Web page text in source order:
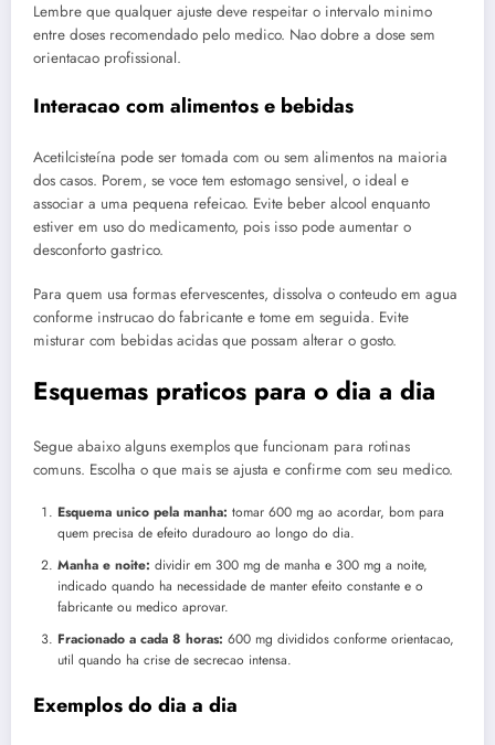
Lembre que qualquer ajuste deve respeitar o intervalo minimo
entre doses recomendado pelo medico. Nao dobre a dose sem
orientacao profissional.
Interacao com alimentos e bebidas
Acetilcisteína pode ser tomada com ou sem alimentos na maioria
dos casos. Porem, se voce tem estomago sensivel, o ideal e
associar a uma pequena refeicao. Evite beber alcool enquanto
estiver em uso do medicamento, pois isso pode aumentar o
desconforto gastrico.
Para quem usa formas efervescentes, dissolva o conteudo em agua
conforme instrucao do fabricante e tome em seguida. Evite
misturar com bebidas acidas que possam alterar o gosto.
Esquemas praticos para o dia a dia
Segue abaixo alguns exemplos que funcionam para rotinas
comuns. Escolha o que mais se ajusta e confirme com seu medico.
Esquema unico pela manha: tomar 600 mg ao acordar, bom para
quem precisa de efeito duradouro ao longo do dia.
Manha e noite: dividir em 300 mg de manha e 300 mg a noite,
indicado quando ha necessidade de manter efeito constante e o
fabricante ou medico aprovar.
Fracionado a cada 8 horas: 600 mg divididos conforme orientacao,
util quando ha crise de secrecao intensa.
Exemplos do dia a dia